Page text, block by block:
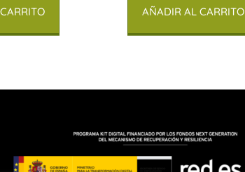
AÑADIR AL CARRITO